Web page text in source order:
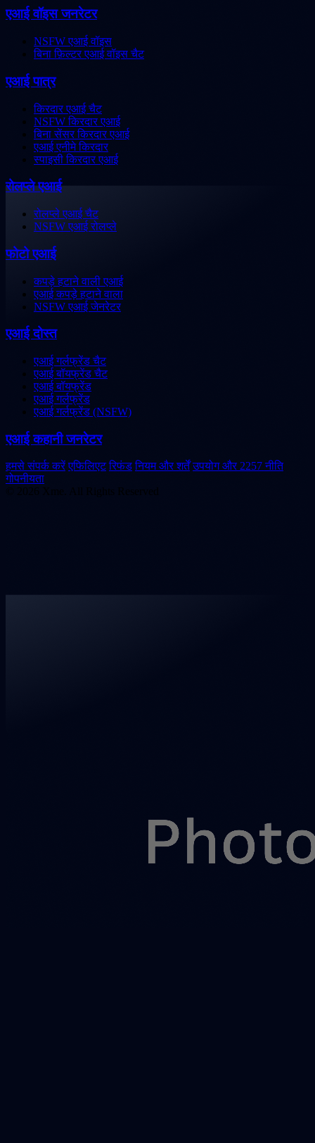
एआई वॉइस जनरेटर
NSFW एआई वॉइस
बिना फ़िल्टर एआई वॉइस चैट
एआई पात्र
किरदार एआई चैट
NSFW किरदार एआई
बिना सेंसर किरदार एआई
एआई एनीमे किरदार
स्पाइसी किरदार एआई
रोलप्ले एआई
रोलप्ले एआई चैट
NSFW एआई रोलप्ले
फोटो एआई
कपड़े हटाने वाली एआई
एआई कपड़े हटाने वाला
NSFW एआई जेनरेटर
एआई दोस्त
एआई गर्लफ्रेंड चैट
एआई बॉयफ्रेंड चैट
एआई बॉयफ्रेंड
एआई गर्लफ्रेंड
एआई गर्लफ्रेंड (NSFW)
एआई कहानी जनरेटर
हमसे संपर्क करें एफिलिएट रिफंड नियम और शर्तें उपयोग और 2257 नीति
गोपनीयता
© 2026 Xme. All Rights Reserved